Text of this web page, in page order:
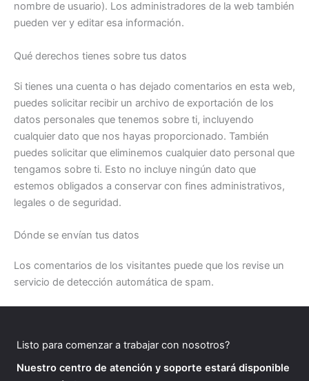
nombre de usuario). Los administradores de la web también
pueden ver y editar esa información.
Qué derechos tienes sobre tus datos
Si tienes una cuenta o has dejado comentarios en esta web,
puedes solicitar recibir un archivo de exportación de los
datos personales que tenemos sobre ti, incluyendo
cualquier dato que nos hayas proporcionado. También
puedes solicitar que eliminemos cualquier dato personal que
tengamos sobre ti. Esto no incluye ningún dato que
estemos obligados a conservar con fines administrativos,
legales o de seguridad.
Dónde se envían tus datos
Los comentarios de los visitantes puede que los revise un
servicio de detección automática de spam.
Listo para comenzar a trabajar con nosotros?
Nuestro centro de atención y soporte estará disponible